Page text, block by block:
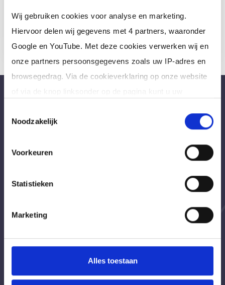
Wij gebruiken cookies voor analyse en marketing.
Hiervoor delen wij gegevens met 4 partners, waaronder
Google en YouTube. Met deze cookies verwerken wij en
onze partners persoonsgegevens zoals uw IP-adres en
browsegedrag. Via de cookieverklaring op onze website
doeleinden.
Noodzakelijk
Voorkeuren
Statistieken
Marketing
Alles toestaan
Meer informatie
Bureau Ad Interim ®
Professionals like
opdrachtgevers en interim, freelance en ZZP
Interim | Freelance | ZZP | Loondienst
Werving en Selectie
Assessments